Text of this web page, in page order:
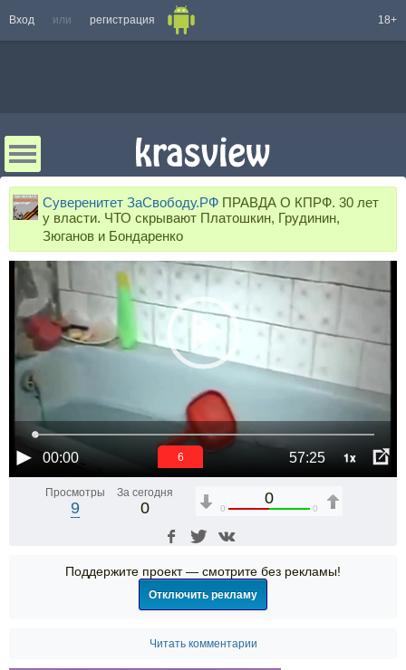
Вход или регистрация 18+
Суверенитет ЗаСвободу.РФ ПРАВДА О КПРФ. 30 лет
у власти. ЧТО скрывают Платошкин, Грудинин,
Зюганов и Бондаренко
00:00 57:25 1x
6
Просмотры
9
За сегодня
0
0
0 0
Поддержите проект — смотрите без рекламы!
Отключить рекламу
Читать комментарии